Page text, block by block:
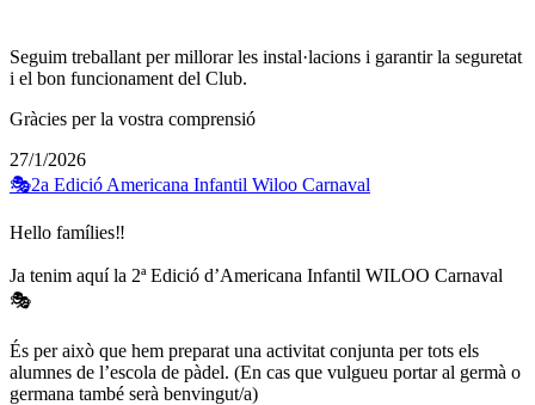
Seguim treballant per millorar les instal·lacions i garantir la seguretat
i el bon funcionament del Club.
Gràcies per la vostra comprensió
27/1/2026
🎭2a Edició Americana Infantil Wiloo Carnaval
Hello famílies‼️
Ja tenim aquí la 2ª Edició d’Americana Infantil WILOO Carnaval
🎭
És per això que hem preparat una activitat conjunta per tots els
alumnes de l’escola de pàdel. (En cas que vulgueu portar al germà o
germana també serà benvingut/a)